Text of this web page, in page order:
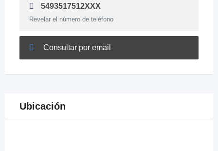
5493517512XXX
Revelar el número de teléfono
Consultar por email
Ubicación